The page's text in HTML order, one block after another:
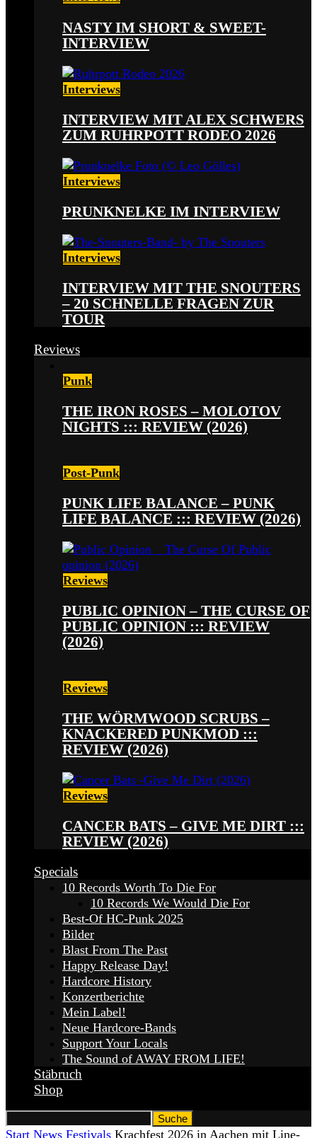
NASTY IM SHORT & SWEET-
INTERVIEW
Interviews
INTERVIEW MIT ALEX SCHWERS
ZUM RUHRPOTT RODEO 2026
Interviews
PRUNKNELKE IM INTERVIEW
Interviews
INTERVIEW MIT THE SNOUTERS
– 20 SCHNELLE FRAGEN ZUR
TOUR
Reviews
Punk
THE IRON ROSES – MOLOTOV
NIGHTS ::: REVIEW (2026)
Post-Punk
PUNK LIFE BALANCE – PUNK
LIFE BALANCE ::: REVIEW (2026)
Reviews
PUBLIC OPINION – THE CURSE OF
PUBLIC OPINION ::: REVIEW
(2026)
Reviews
THE WÖRMWOOD SCRUBS –
KNACKERED PUNKMOD :::
REVIEW (2026)
Reviews
CANCER BATS – GIVE ME DIRT :::
REVIEW (2026)
Specials
10 Records Worth To Die For
10 Records We Would Die For
Best-Of HC-Punk 2025
Bilder
Blast From The Past
Happy Release Day!
Hardcore History
Konzertberichte
Mein Label!
Neue Hardcore-Bands
Support Your Locals
The Sound of AWAY FROM LIFE!
Stäbruch
Shop
Start News Festivals Krachfest 2026 in Aachen mit Line-